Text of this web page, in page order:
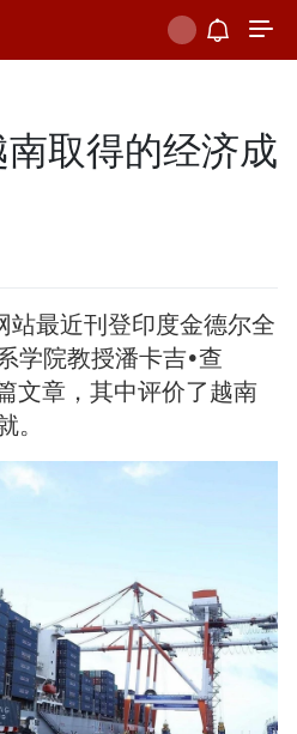
取得的经济成
站最近刊登印度金德尔全
学院教授潘卡吉•查
文章，其中评价了越南
。